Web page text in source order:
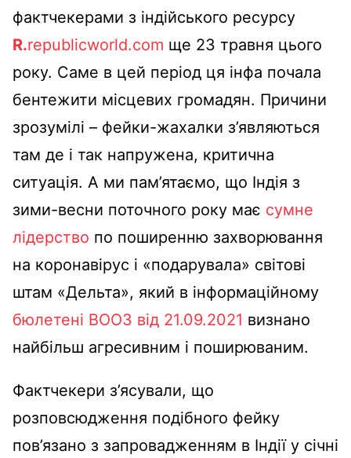
фактчекерами з індійського ресурсу
R.republicworld.com ще 23 травня цього
року. Саме в цей період ця інфа почала
бентежити місцевих громадян. Причини
зрозумілі – фейки-жахалки з’являються
там де і так напружена, критична
ситуація. А ми пам’ятаємо, що Індія з
зими-весни поточного року має сумне
лідерство по поширенню захворювання
на коронавірус і «подарувала» світові
штам «Дельта», який в інформаційному
бюлетені ВООЗ від 21.09.2021 визнано
найбільш агресивним і поширюваним.
Фактчекери з’ясували, що
розповсюдження подібного фейку
пов’язано з запровадженням в Індії у січні